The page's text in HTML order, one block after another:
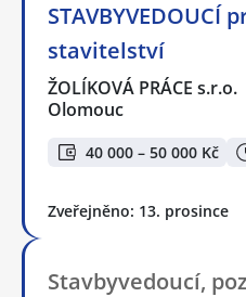
STAVBYVEDOUCÍ
stavitelství
ŽOLÍKOVÁ PRÁCE s.r.o.
Olomouc
40 000 – 50 000 Kč
Zveřejněno: 13. prosince
Stavbyvedoucí,